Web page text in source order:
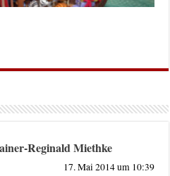
Reginald Miethke
17. Mai 2014 um 10:39